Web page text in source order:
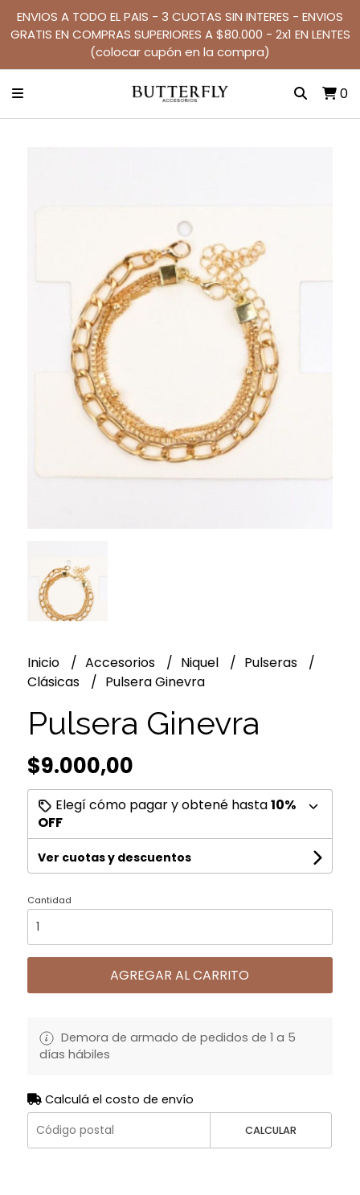
ENVIOS A TODO EL PAIS - 3 CUOTAS SIN INTERES - ENVIOS
GRATIS EN COMPRAS SUPERIORES A $80.000 - 2x1 EN LENTES
(colocar cupón en la compra)
0
Inicio Accesorios Niquel
Pulseras
Clásicas
Pulsera Ginevra
Pulsera Ginevra
$9.000,00
Elegí cómo pagar y obtené hasta10%
OFF
Ver cuotas y descuentos
Cantidad
AGREGAR AL CARRITO
Demora de armado de pedidos de 1 a 5
días hábiles
Calculá el costo de envío
CALCULAR